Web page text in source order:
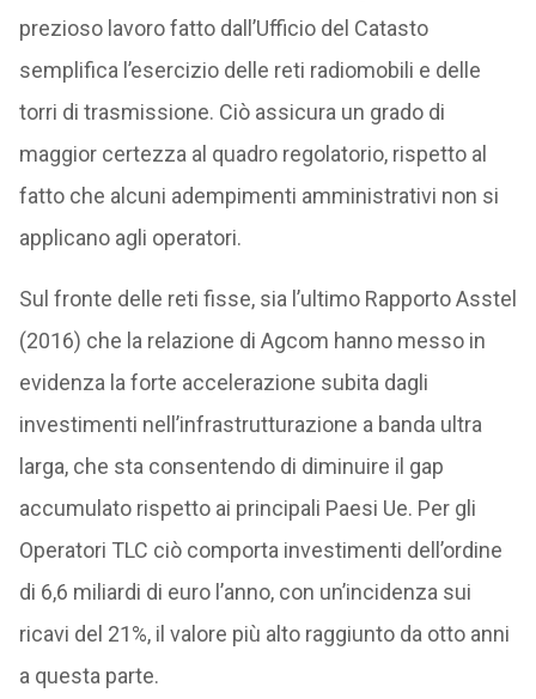
prezioso lavoro fatto dall’Ufficio del Catasto
semplifica l’esercizio delle reti radiomobili e delle
torri di trasmissione. Ciò assicura un grado di
maggior certezza al quadro regolatorio, rispetto al
fatto che alcuni adempimenti amministrativi non si
applicano agli operatori.
Sul fronte delle reti fisse, sia l’ultimo Rapporto Asstel
(2016) che la relazione di Agcom hanno messo in
evidenza la forte accelerazione subita dagli
investimenti nell’infrastrutturazione a banda ultra
larga, che sta consentendo di diminuire il gap
accumulato rispetto ai principali Paesi Ue. Per gli
Operatori TLC ciò comporta investimenti dell’ordine
di 6,6 miliardi di euro l’anno, con un’incidenza sui
ricavi del 21%, il valore più alto raggiunto da otto anni
a questa parte.